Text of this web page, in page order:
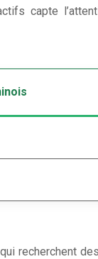
capte
recherchent